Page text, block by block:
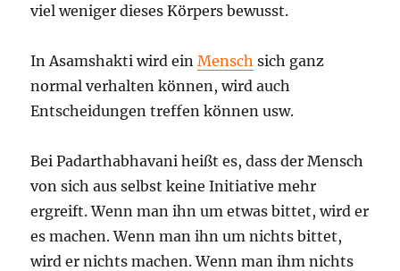
viel weniger dieses Körpers bewusst.
In Asamshakti wird einMensch sich ganz
normal verhalten können, wird auch
Entscheidungen treffen können usw.
Bei Padarthabhavani heißt es, dass der Mensch
von sich aus selbst keine Initiative mehr
ergreift. Wenn man ihn um etwas bittet, wird er
es machen. Wenn man ihn um nichts bittet,
wird er nichts machen. Wenn man ihm nichts